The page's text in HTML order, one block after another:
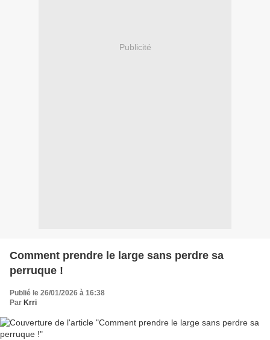
Publicité
Comment prendre le large sans perdre sa
perruque !
Publié le 26/01/2026 à 16:38
Par Krri